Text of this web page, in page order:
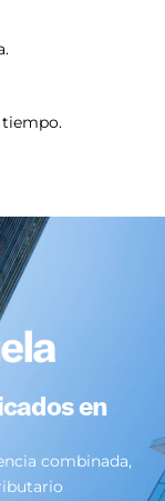
tiempo.
en
combinada,